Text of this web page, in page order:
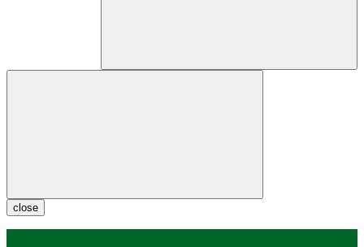
close